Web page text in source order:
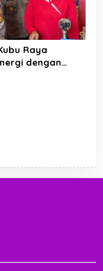
Raya
dengan